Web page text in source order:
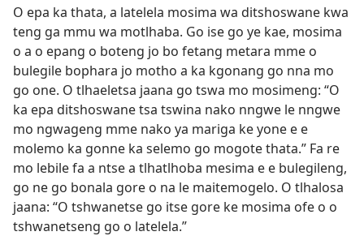
O epa ka thata, a latelela mosima wa ditshoswane kwa
teng ga mmu wa motlhaba. Go ise go ye kae, mosima
o a o epang o boteng jo bo fetang metara mme o
bulegile bophara jo motho a ka kgonang go nna mo
go one. O tlhaeletsa jaana go tswa mo mosimeng: “O
ka epa ditshoswane tsa tswina nako nngwe le nngwe
mo ngwageng mme nako ya mariga ke yone e e
molemo ka gonne ka selemo go mogote thata.” Fa re
mo lebile fa a ntse a tlhatlhoba mesima e e bulegileng,
go ne go bonala gore o na le maitemogelo. O tlhalosa
jaana: “O tshwanetse go itse gore ke mosima ofe o o
tshwanetseng go o latelela.”